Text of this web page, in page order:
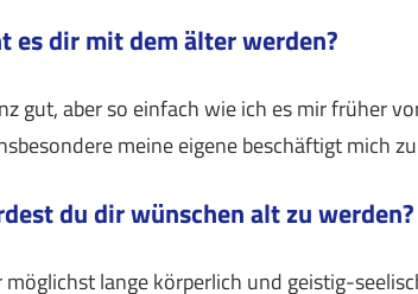
es dir mit dem älter werden?
gut, aber so einfach wie ich es mir früher
meine eigene beschäftigt mich
du dir wünschen alt zu werden?
lange körperlich und geistig-